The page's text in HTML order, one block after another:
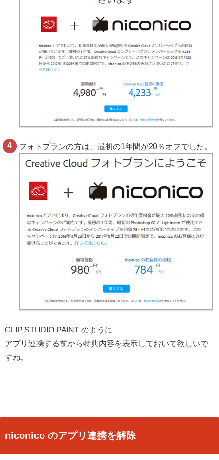
フォトプランの方は、最初の1年間が20％オフでした。
CLIP STUDIO PAINT のように
アプリ連携する前から特典内容を表示しておいて欲しいで
すね。
niconico のアプリ連携を解除